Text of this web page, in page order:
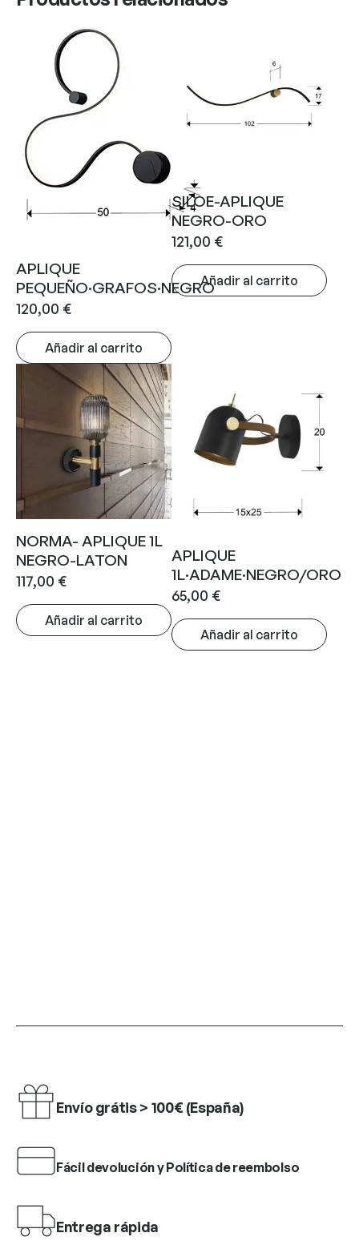
APLIQUE
PEQUEÑO·GRAFOS·NEGRO
120,00 €
Añadir al carrito
SILOE-APLIQUE
NEGRO-ORO
121,00 €
Añadir al carrito
NORMA- APLIQUE 1L
NEGRO-LATON
117,00 €
Añadir al carrito
APLIQUE
1L·ADAME·NEGRO/ORO
65,00 €
Añadir al carrito
Envío grátis > 100€ (España)
Fácil devolución y Política de reembolso
Entrega rápida